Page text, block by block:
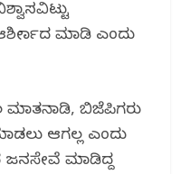
ಮಾಡಿ ಎಂದು
ಬಿಜೆಪಿಗರು
ಆಗಲ್ಲ ಎಂದು
ಜನಸೇವೆ ಮಾಡಿದ್ದ